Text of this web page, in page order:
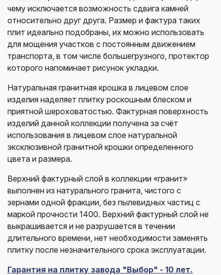
чему исключается возможность сдвига камней
относительно друг друга. Размер и фактура таких
плит идеально подобраны, их можно использовать
для мощения участков с постоянным движением
транспорта, в том числе большегрузного, протектор
которого напоминает рисунок укладки.
Натуральная гранитная крошка в лицевом слое
изделия наделяет плитку роскошным блеском и
приятной шероховатостью. Фактурная поверхность
изделий данной коллекции получена за счёт
использования в лицевом слое натуральной
эксклюзивной гранитной крошки определенного
цвета и размера.
Верхний фактурный слой в коллекции «гранит»
выполнен из натурального гранита, чистого с
зернами одной фракции, без пылевидных частиц с
маркой прочности 1400. Верхний фактурный слой не
выкрашивается и не разрушается в течении
длительного времени, нет необходимости заменять
плитку после незначительного срока эксплуатации.
Гарантия на плитку завода "Выбор" - 10 лет.